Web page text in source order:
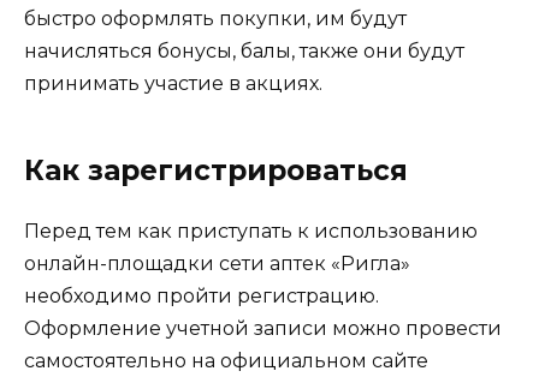
быстро оформлять покупки, им будут
начисляться бонусы, балы, также они будут
принимать участие в акциях.
Как зарегистрироваться
Перед тем как приступать к использованию
онлайн-площадки сети аптек «Ригла»
необходимо пройти регистрацию.
Оформление учетной записи можно провести
самостоятельно на официальном сайте